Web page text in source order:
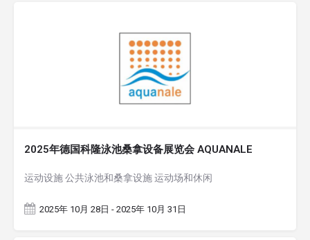
2025年德国科隆泳池桑拿设备展览会 AQUANALE
运动设施 公共泳池和桑拿设施 运动场和休闲
2025年 10月 28日 - 2025年 10月 31日